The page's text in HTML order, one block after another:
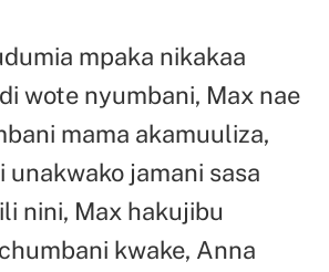
mpaka nikakaa
wote nyumbani, Max nae
mama akamuuliza,
unakwako jamani sasa
nini, Max hakujibu
kwake, Anna